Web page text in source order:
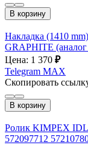
В корзину
Накладка (1410
GRAPHITE
Цена: 1 370 ₽
Telegram MAX
Скопировать
В корзину
Ролик KIMPEX
572097712